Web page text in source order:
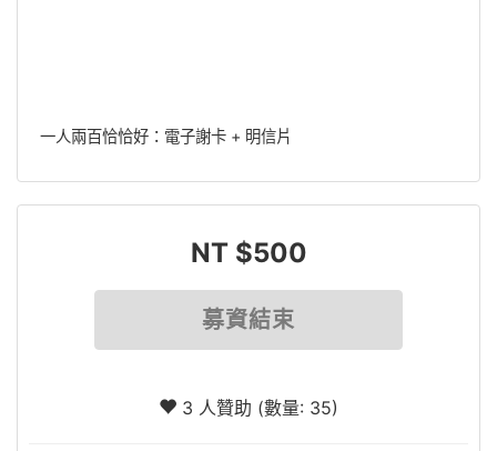
一人兩百恰恰好：電子謝卡 + 明信片
NT $500
募資結束
3 人贊助 (數量: 35)